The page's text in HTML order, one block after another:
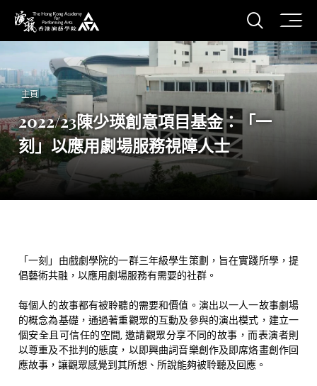
香港演藝學院
打開
主頁
2022/23陳少瑛創意項目基金：「一
刻」以應用劇場服務視障人士
「一刻」由戲劇學院的一群三年級學生策劃，旨在實踐所學，提
倡藝術共融，以應用劇場服務有需要的社群。
每個人的故事都有被聆聽的需要和價值。演出以一人一故事劇場
的概念為基礎，通過著重觀眾的互動及參與的演出模式，建立一
個安全且可信任的空間, 邀請觀眾分享不同的故事，而表演者則
以尊重及不批判的態度，以即興曲詞音樂創作及即席烙畫創作回
應故事，讓觀眾感覺到其所想、所說能夠被聆聽及回應。